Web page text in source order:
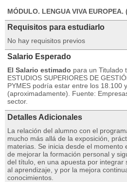
MÓDULO. LENGUA VIVA EUROPEA.
Requisitos para estudiarlo
No hay requisitos previos
Salario Esperado
El Salario estimado para un Titulado
ESTUDIOS SUPERIORES DE
PYMES podría estar entre los 18.100
(aproximadamente). Fuente:
sector.
Detalles Adicionales
La relación del alumno con el
mucho más allá de la exposición,
materias. Se inicia desde el momento
de mejorar la formación personal y
del título, en una apuesta por integrar
al aprendizaje, y por la mejora
conocimientos.